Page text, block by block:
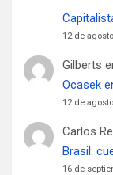
12 de
Gilberts
Ocasek
12 de
Carlos
Brasil:
16 de